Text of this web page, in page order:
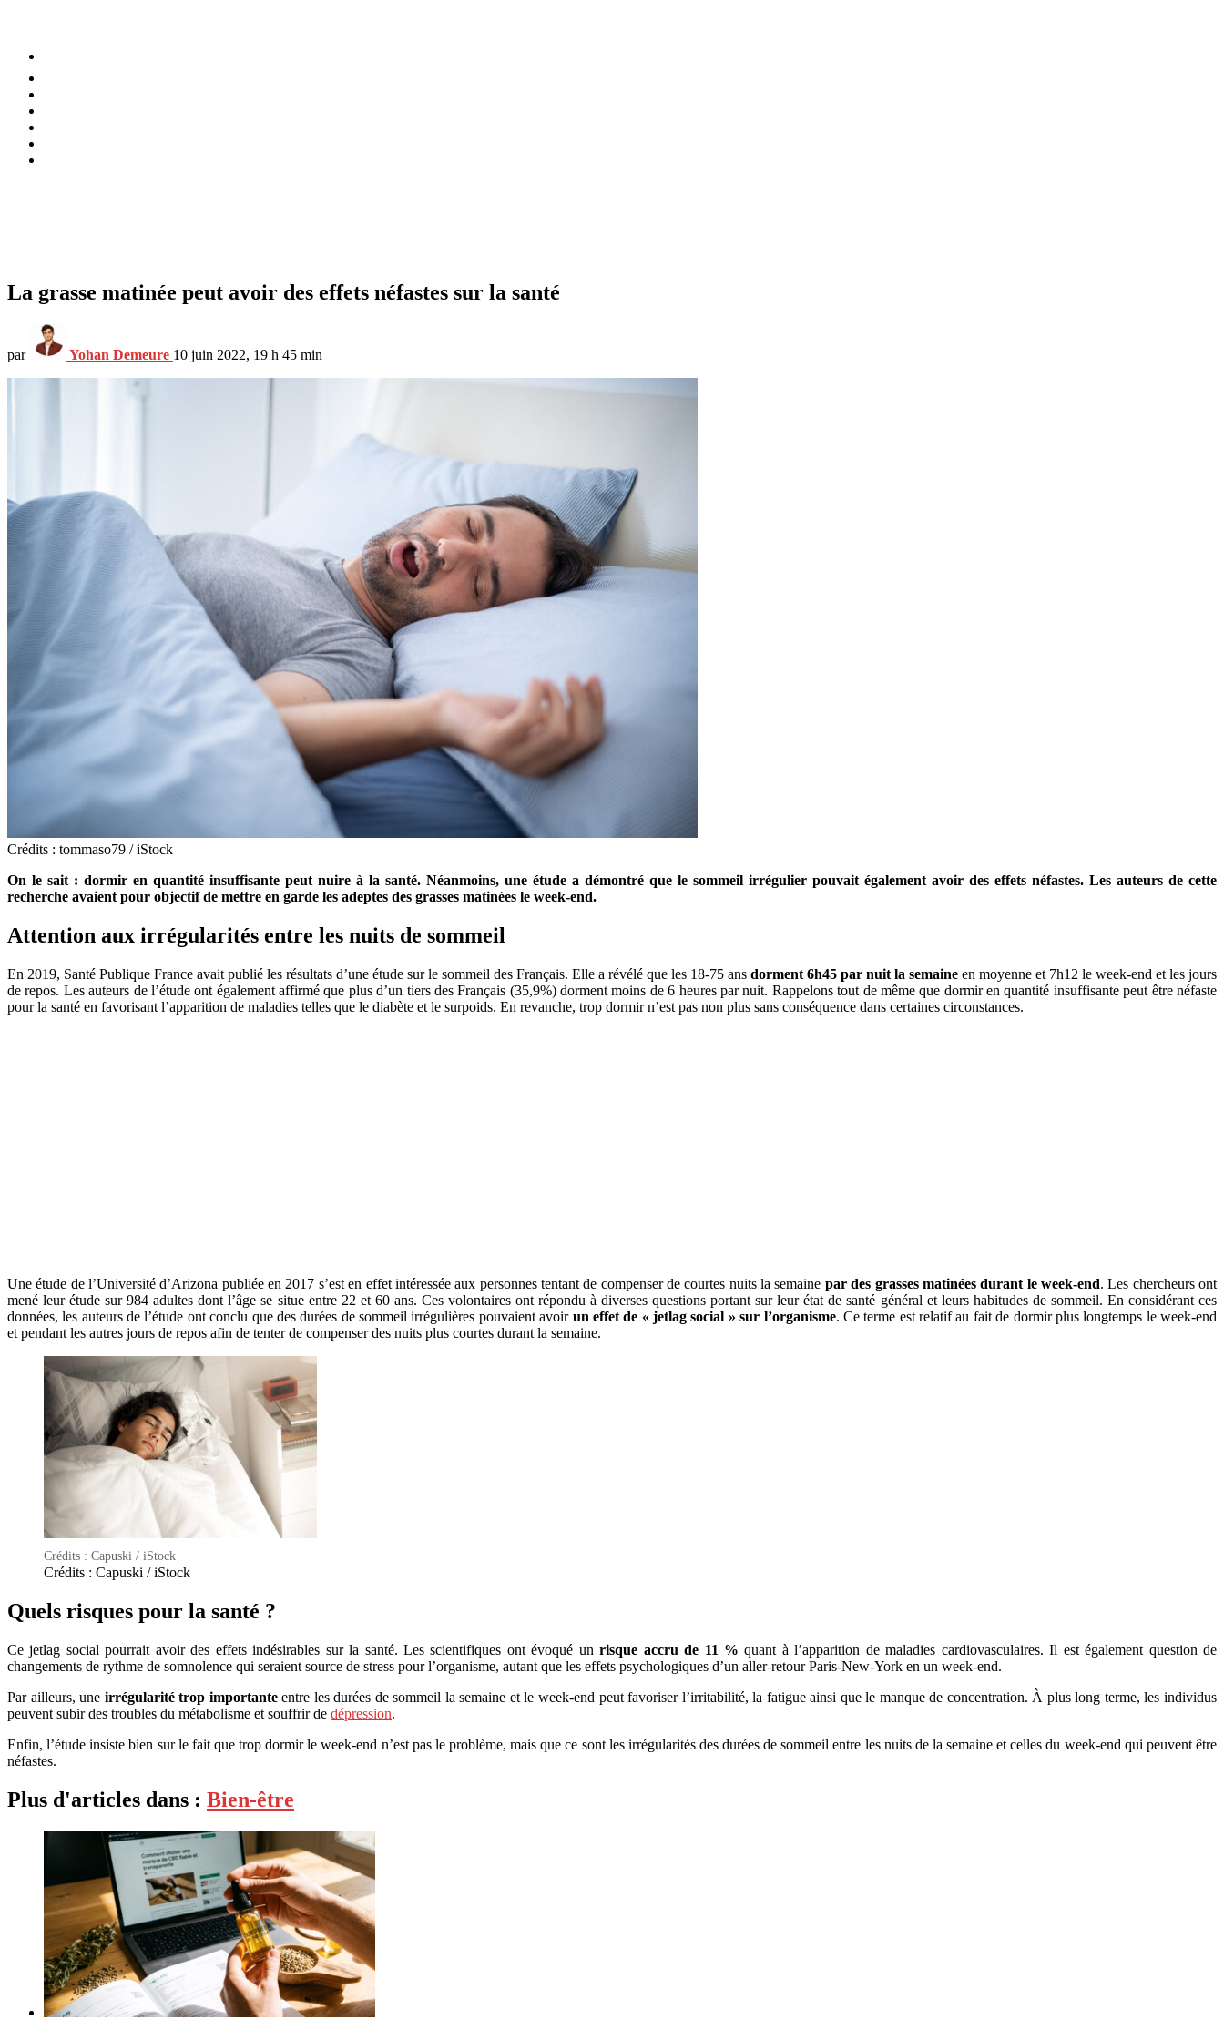
La grasse matinée peut avoir des effets néfastes sur la santé
par Yohan Demeure 10 juin 2022, 19 h 45 min
Crédits : tommaso79 / iStock
On le sait : dormir en quantité insuffisante peut nuire à la santé. Néanmoins, une étude a démontré que le sommeil irrégulier pouvait également avoir des effets néfastes. Les auteurs de cette
recherche avaient pour objectif de mettre en garde les adeptes des grasses matinées le week-end.
Attention aux irrégularités entre les nuits de sommeil
En 2019, Santé Publique France avait publié les résultats d’une étude sur le sommeil des Français. Elle a révélé que les 18-75 ans dorment 6h45 par nuit la semaine en moyenne et 7h12 le week-end et les jours
de repos. Les auteurs de l’étude ont également affirmé que plus d’un tiers des Français (35,9%) dorment moins de 6 heures par nuit. Rappelons tout de même que dormir en quantité insuffisante peut être néfaste
pour la santé en favorisant l’apparition de maladies telles que le diabète et le surpoids. En revanche, trop dormir n’est pas non plus sans conséquence dans certaines circonstances.
Une étude de l’Université d’Arizona publiée en 2017 s’est en effet intéressée aux personnes tentant de compenser de courtes nuits la semaine par des grasses matinées durant le week-end. Les chercheurs ont
mené leur étude sur 984 adultes dont l’âge se situe entre 22 et 60 ans. Ces volontaires ont répondu à diverses questions portant sur leur état de santé général et leurs habitudes de sommeil. En considérant ces
données, les auteurs de l’étude ont conclu que des durées de sommeil irrégulières pouvaient avoir un effet de « jetlag social » sur l’organisme. Ce terme est relatif au fait de dormir plus longtemps le week-end
et pendant les autres jours de repos afin de tenter de compenser des nuits plus courtes durant la semaine.
Crédits : Capuski / iStock
Crédits : Capuski / iStock
Quels risques pour la santé ?
Ce jetlag social pourrait avoir des effets indésirables sur la santé. Les scientifiques ont évoqué unrisque accru de 11 % quant à l’apparition de maladies cardiovasculaires. Il est également question de
changements de rythme de somnolence qui seraient source de stress pour l’organisme, autant que les effets psychologiques d’un aller-retour Paris-New-York en un week-end.
Par ailleurs, une irrégularité trop importanteentre les durées de sommeil la semaine et le week-end peut favoriser l’irritabilité, la fatigue ainsi que le manque de concentration. À plus long terme, les individus
peuvent subir des troubles du métabolisme et souffrir de dépression.
Enfin, l’étude insiste bien sur le fait que trop dormir le week-end n’est pas le problème, mais que ce sont les irrégularités des durées de sommeil entre les nuits de la semaine et celles du week-end qui peuvent être
néfastes.
Plus d'articles dans : Bien-être